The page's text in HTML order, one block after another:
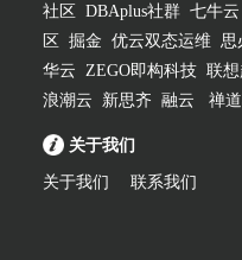
社区
DBAplus社群 七牛云
区
掘金 优云双态运维 思
华云 ZEGO即构科技 联
浪潮云
新思齐 融云 禅
关于我们
关于我们 联系我们